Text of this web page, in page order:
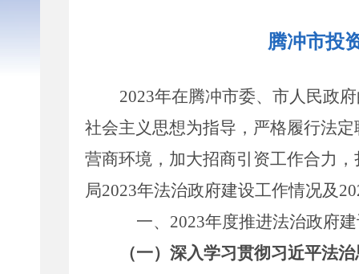
腾冲市投
2023年在腾冲市委、市人民政
社会主义思想为指导，严格履行法
营商环境，加大招商引资工作合力
局2023年法治政府建设工作情况及
一、 2023年度推进法治政府
（一）深入学习贯彻习近平法